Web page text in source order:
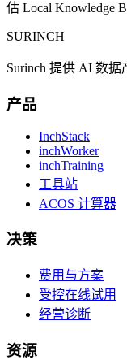
估 Local Knowledge
SURINCH
Surinch 提供 AI 数据
产品
InchStack
inchWorker
inchTraining
工具站
ACOS 计算器
决策
费用与方案
受控在线试用
经营诊断
资源